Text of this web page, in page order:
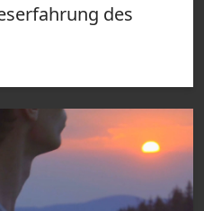
des